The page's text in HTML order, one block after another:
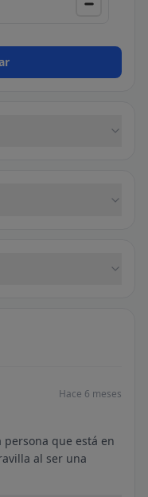
Hace 6 meses
persona que está en
al ser una